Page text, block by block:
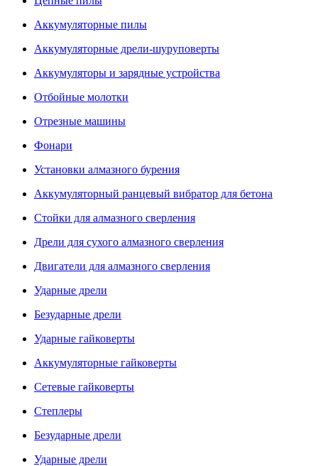
Аккумуляторные пилы
Аккумуляторные дрели-шуруповерты
Аккумуляторы и зарядные устройства
Отбойные молотки
Отрезные машины
Фонари
Установки алмазного бурения
Аккумуляторный ранцевый вибратор для бетона
Стойки для алмазного сверления
Дрели для сухого алмазного сверления
Двигатели для алмазного сверления
Ударные дрели
Безударные дрели
Ударные гайковерты
Аккумуляторные гайковерты
Сетевые гайковерты
Степлеры
Безударные дрели
Ударные дрели